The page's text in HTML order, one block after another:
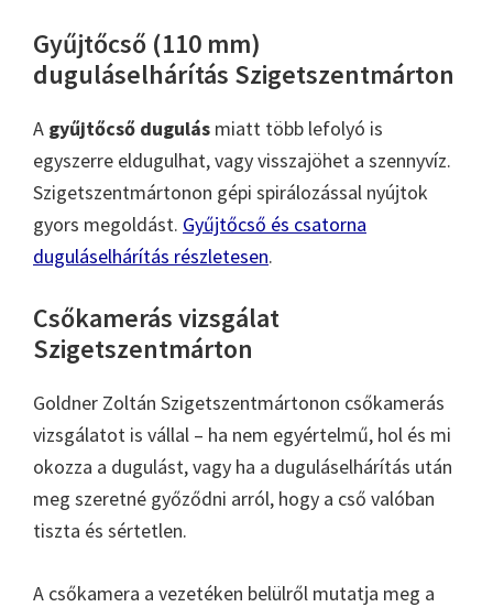
Gyűjtőcső (110 mm)
duguláselhárítás Szigetszentmárton
A gyűjtőcső dugulás miatt több lefolyó is
egyszerre eldugulhat, vagy visszajöhet a szennyvíz.
Szigetszentmártonon gépi spirálozással nyújtok
gyors megoldást. Gyűjtőcső és csatorna
duguláselhárítás részletesen.
Csőkamerás vizsgálat
Szigetszentmárton
Goldner Zoltán Szigetszentmártonon csőkamerás
vizsgálatot is vállal – ha nem egyértelmű, hol és mi
okozza a dugulást, vagy ha a duguláselhárítás után
meg szeretné győződni arról, hogy a cső valóban
tiszta és sértetlen.
A csőkamera a vezetéken belülről mutatja meg a